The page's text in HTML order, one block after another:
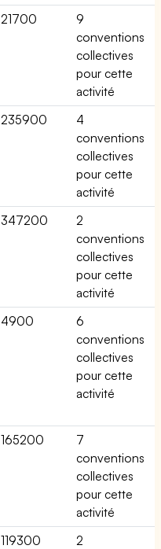
21700
9
conventions
collectives
pour cette
activité
235900
4
conventions
collectives
pour cette
activité
347200
2
conventions
collectives
pour cette
activité
4900
6
conventions
collectives
pour cette
activité
165200
7
conventions
collectives
pour cette
activité
119300
2